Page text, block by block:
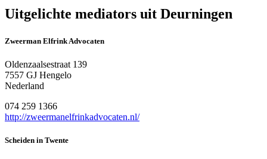
Uitgelichte mediators uit Deurningen
Zweerman Elfrink Advocaten
Oldenzaalsestraat 139
7557 GJ Hengelo
Nederland
074 259 1366
http://zweermanelfrinkadvocaten.nl/
Scheiden in Twente